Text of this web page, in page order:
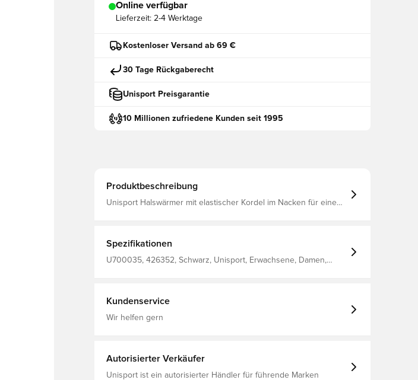
Online verfügbar
Lieferzeit: 2-4 Werktage
Kostenloser Versand ab 69 €
30 Tage Rückgaberecht
Unisport Preisgarantie
10 Millionen zufriedene Kunden seit 1995
Produktbeschreibung
Unisport Halswärmer mit elastischer Kordel im Nacken für eine
Spezifikationen
U700035, 426352, Schwarz, Unisport, Erwachsene, Damen,
Kundenservice
Wir helfen gern
Autorisierter Verkäufer
Unisport ist ein autorisierter Händler für führende Marken